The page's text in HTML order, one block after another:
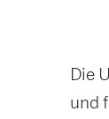
Die
und